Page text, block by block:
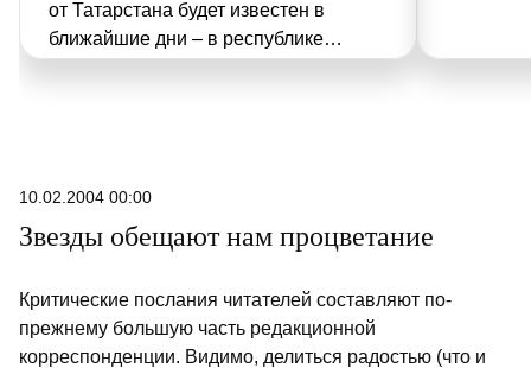
от Татарстана будет известен в
ближайшие дни – в республике
как будет выглядеть бюллетень,
рассказал журналистам председатель
10.02.2004 00:00
Звезды обещают нам процветание
Критические послания читателей составляют по-
прежнему большую часть редакционной
корреспонденции. Видимо, делиться радостью (что и